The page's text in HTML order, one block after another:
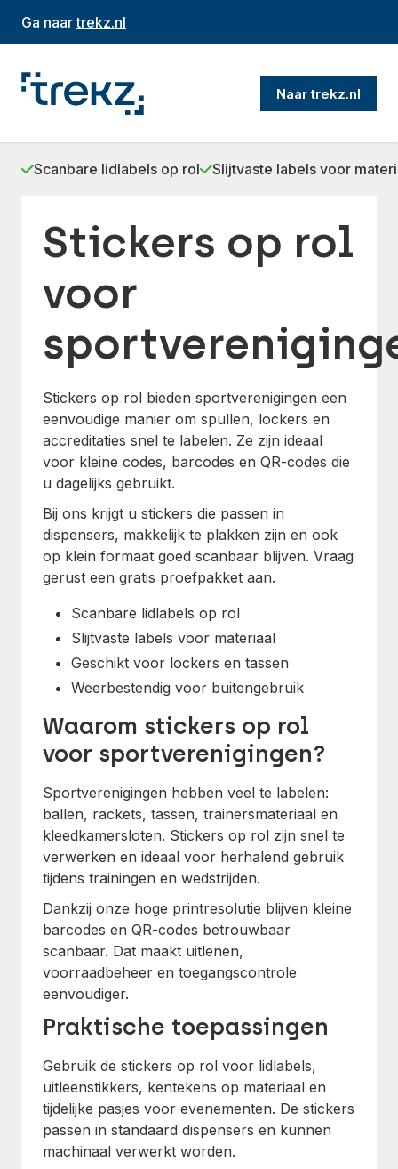
Ga naartrekz.nl
Naar trekz.nl
Scanbare lidlabels op rol Slijtvaste labels voor
Stickers op rol
voor
Stickers op rol bieden sportverenigingen een
eenvoudige manier om spullen, lockers en
accreditaties snel te labelen. Ze zijn ideaal
voor kleine codes, barcodes en QR-codes die
u dagelijks gebruikt.
Bij ons krijgt u stickers die passen in
dispensers, makkelijk te plakken zijn en ook
op klein formaat goed scanbaar blijven. Vraag
gerust een gratis proefpakket aan.
Scanbare lidlabels op rol
Slijtvaste labels voor materiaal
Geschikt voor lockers en tassen
Weerbestendig voor buitengebruik
Waarom stickers op rol
voor sportverenigingen?
Sportverenigingen hebben veel te labelen:
ballen, rackets, tassen, trainersmateriaal en
kleedkamersloten. Stickers op rol zijn snel te
verwerken en ideaal voor herhalend gebruik
tijdens trainingen en wedstrijden.
Dankzij onze hoge printresolutie blijven kleine
barcodes en QR-codes betrouwbaar
scanbaar. Dat maakt uitlenen,
voorraadbeheer en toegangscontrole
eenvoudiger.
Praktische toepassingen
Gebruik de stickers op rol voor lidlabels,
uitleenstikkers, kentekens op materiaal en
tijdelijke pasjes voor evenementen. De stickers
passen in standaard dispensers en kunnen
machinaal verwerkt worden.